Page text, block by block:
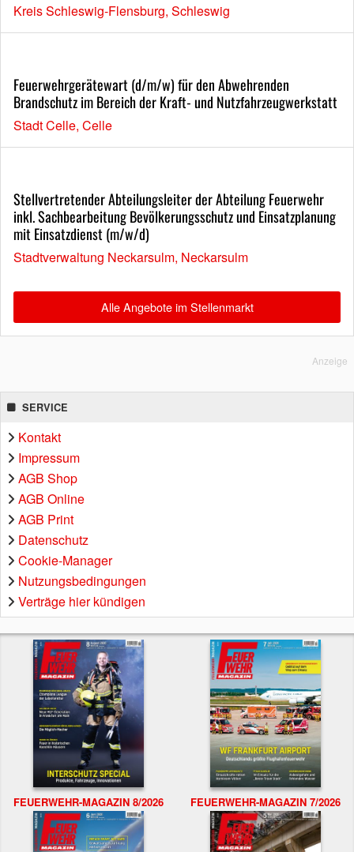
Kreis Schleswig-Flensburg, Schleswig
Feuerwehrgerätewart (d/m/w) für den Abwehrenden
Brandschutz im Bereich der Kraft- und Nutzfahrzeugwerkstatt
Stadt Celle, Celle
Stellvertretender Abteilungsleiter der Abteilung Feuerwehr
inkl. Sachbearbeitung Bevölkerungsschutz und Einsatzplanung
mit Einsatzdienst (m/w/d)
Stadtverwaltung Neckarsulm, Neckarsulm
Alle Angebote im Stellenmarkt
Anzeige
SERVICE
Kontakt
Impressum
AGB Shop
AGB Online
AGB Print
Datenschutz
Cookie-Manager
Nutzungsbedingungen
Verträge hier kündigen
FEUERWEHR-MAGAZIN 8/2026 FEUERWEHR-MAGAZIN 7/2026